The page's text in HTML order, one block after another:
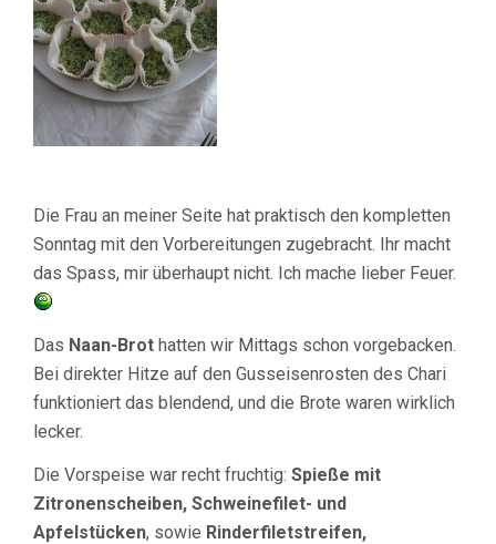
Die Frau an meiner Seite hat praktisch den kompletten
Sonntag mit den Vorbereitungen zugebracht. Ihr macht
das Spass, mir überhaupt nicht. Ich mache lieber Feuer.
Das Naan-Brot hatten wir Mittags schon vorgebacken.
Bei direkter Hitze auf den Gusseisenrosten des Chari
funktioniert das blendend, und die Brote waren wirklich
lecker.
Die Vorspeise war recht fruchtig: Spieße mit
Zitronenscheiben, Schweinefilet- und
Apfelstücken, sowie Rinderfiletstreifen,